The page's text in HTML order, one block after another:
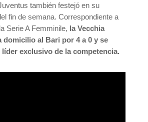
también festejó en su
fin de semana. Correspondiente a
Serie A Femminile, la Vecchia
domicilio al Bari por 4 a 0 y se
exclusivo de la competencia.